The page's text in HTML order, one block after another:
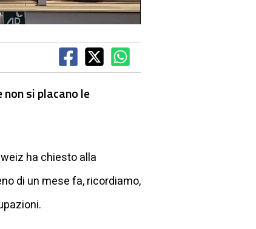
si placano le
ha chiesto alla
di un mese fa, ricordiamo,